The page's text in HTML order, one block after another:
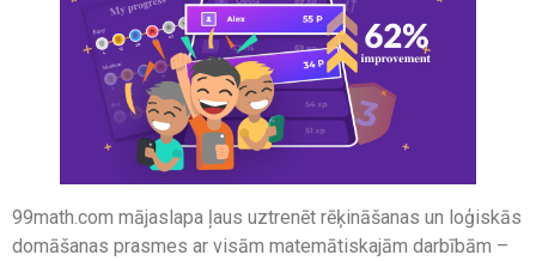
99math.com mājaslapa ļaus uztrenēt rēķināšanas un loģiskās
domāšanas prasmes ar visām matemātiskajām darbībām –